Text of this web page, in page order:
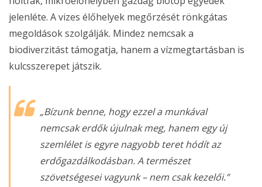
jelenléte. A vizes élőhelyek megőrzését rönkgátas
megoldások szolgálják. Mindez nemcsak a
biodiverzitást támogatja, hanem a vízmegtartásban is
kulcsszerepet játszik.
„Bízunk benne, hogy ezzel a munkával
nemcsak erdők újulnak meg, hanem egy új
szemlélet is egyre nagyobb teret hódít az
erdőgazdálkodásban. A természet
szövetségesei vagyunk – nem csak kezelői.”